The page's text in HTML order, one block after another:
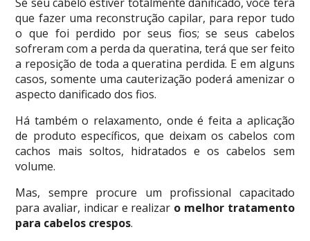
que fazer uma reconstrução capilar, para repor tudo
o que foi perdido por seus fios; se seus cabelos
sofreram com a perda da queratina, terá que ser feito
a reposição de toda a queratina perdida. E em alguns
casos, somente uma cauterização poderá amenizar o
aspecto danificado dos fios.
Há também o relaxamento, onde é feita a aplicação
de produto específicos, que deixam os cabelos com
cachos mais soltos, hidratados e os cabelos sem
volume.
Mas, sempre procure um profissional capacitado
para avaliar, indicar e realizar o melhor tratamento
para cabelos crespos.